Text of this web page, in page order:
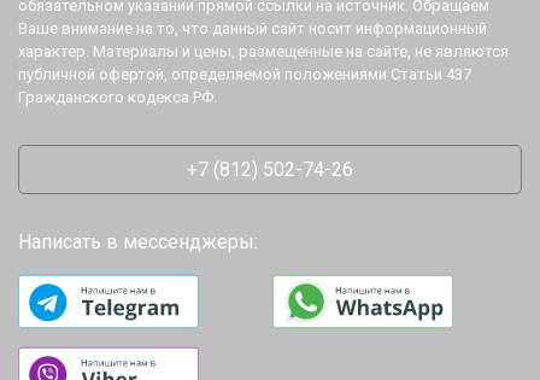
обязательном указании прямой ссылки на источник. Обращаем
Ваше внимание на то, что данный сайт носит информационный
характер. Материалы и цены, размещенные на сайте, не являются
публичной офертой, определяемой положениями Статьи 437
Гражданского кодекса РФ.
+7 (812) 502-74-26
Написать в мессенджеры: